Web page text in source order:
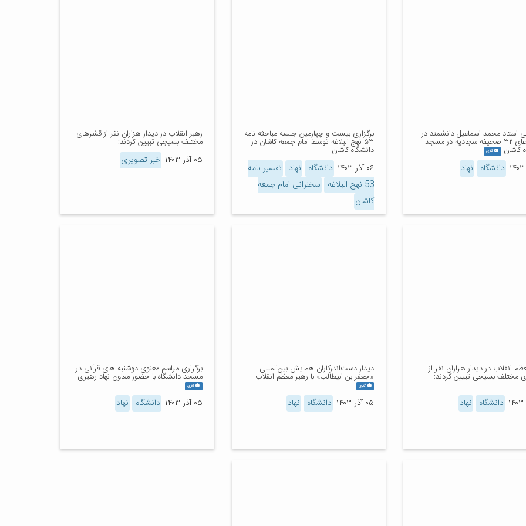
استاد محمد اسماعیل دانشمند در
شرح دعای ۳۲ صحیفه سجادیه در مسجد
کاشان گالری
دانشگاه نهاد
برگزاری بیست و چهارمین جلسه مباحثه نامه
۵۳ نهج البلاغه توسط امام جمعه کاشان در
دانشگاه کاشان
۰۶ آذر ۱۴۰۳ دانشگاه نهاد تفسیر نامه
53 نهج البلاغه
سخنرانی امام جمعه
کاشان
رهبر انقلاب در دیدار هزاران نفر از قشرهای
مختلف بسیجی تبیین کردند:
۰۵ آذر ۱۴۰۳ خبر تصویری
انقلاب در دیدار هزاران نفر از
مختلف بسیجی تبیین کردند:
دانشگاه نهاد
دیدار دست‌اندرکاران همایش بین‌المللی
«جعفر بن ابیطالب» با رهبر معظم انقلاب
گالری
۰۵ آذر ۱۴۰۳ دانشگاه نهاد
برگزاری مراسم معنوی دوشنبه های قرآنی در
مسجد دانشگاه با حضور معاون نهاد رهبری
گالری
۰۵ آذر ۱۴۰۳ دانشگاه نهاد